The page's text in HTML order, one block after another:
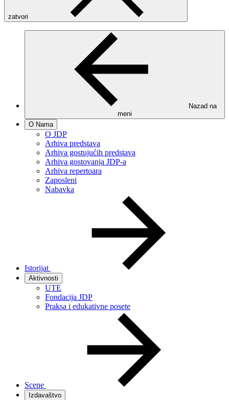
zatvori
Nazad na
meni
O Nama
O JDP
Arhiva predstava
Arhiva gostujućih predstava
Arhiva gostovanja JDP-a
Arhiva repertoara
Zaposleni
Nabavka
Istorijat
Aktivnosti
UTE
Fondacija JDP
Praksa i edukativne posete
Scene
Izdavaštvo